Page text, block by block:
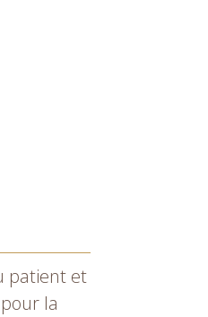
patient et
la